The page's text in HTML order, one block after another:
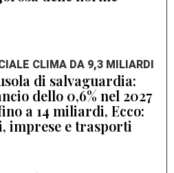
CLIMA DA 9,3 MILIARDI
di salvaguardia:
dello 0,6% nel 2027
a 14 miliardi, Ecco:
imprese e trasporti